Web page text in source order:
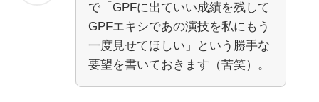
で「GPFに出ていい成績を残して
GPFエキシであの演技を私にもう
一度見せてほしい」という勝手な
要望を書いておきます（苦笑）。